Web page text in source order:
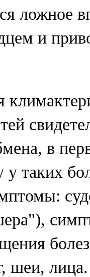
ложное
и
в
таких
шеи,